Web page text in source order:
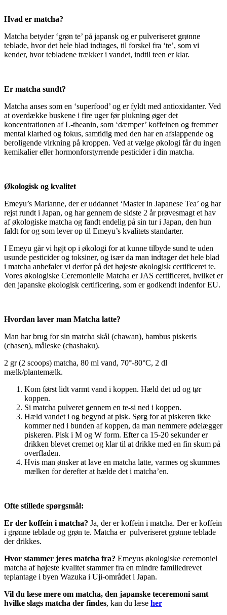
Hvad er matcha?
Matcha betyder ‘grøn te’ på japansk og er pulveriseret grønne
teblade, hvor det hele blad indtages, til forskel fra ‘te’, som vi
kender, hvor tebladene trækker i vandet, indtil teen er klar.
Er matcha sundt?
Matcha anses som en ‘superfood’ og er fyldt med antioxidanter. Ved
at overdække buskene i fire uger før plukning øger det
koncentrationen af L-theanin, som ‘dæmper’ koffeinen og fremmer
mental klarhed og fokus, samtidig med den har en afslappende og
beroligende virkning på kroppen. Ved at vælge økologi får du ingen
kemikalier eller hormonforstyrrende pesticider i din matcha.
Økologisk og kvalitet
Emeyu’s Marianne, der er uddannet ‘Master in Japanese Tea’ og har
rejst rundt i Japan, og har gennem de sidste 2 år prøvesmagt et hav
af økologiske matcha og fandt endelig på sin tur i Japan, den hun
faldt for og som lever op til Emeyu’s kvalitets standarter.
I Emeyu går vi højt op i økologi for at kunne tilbyde sund te uden
usunde pesticider og toksiner, og især da man indtager det hele blad
i matcha anbefaler vi derfor på det højeste økologisk certificeret te.
Vores økologiske Ceremonielle Matcha er JAS certificeret, hvilket er
den japanske økologisk certificering, som er godkendt indenfor EU.
Hvordan laver man Matcha latte?
Man har brug for sin matcha skål (chawan), bambus piskeris
(chasen), måleske (chashaku).
2 gr (2 scoops) matcha, 80 ml vand, 70°-80°C, 2 dl
mælk/plantemælk.
Kom først lidt varmt vand i koppen. Hæld det ud og tør
koppen.
Si matcha pulveret gennem en te-si ned i koppen.
Hæld vandet i og begynd at pisk. Sørg for at piskeren ikke
kommer ned i bunden af koppen, da man nemmere ødelægger
piskeren. Pisk i M og W form. Efter ca 15-20 sekunder er
drikken blevet cremet og klar til at drikke med en fin skum på
overfladen.
Hvis man ønsker at lave en matcha latte, varmes og skummes
mælken for derefter at hælde det i matcha’en.
Ofte stillede spørgsmål:
Er der koffein i matcha? Ja, der er koffein i matcha. Der er koffein
i grønne teblade og grøn te. Matcha er pulveriseret grønne teblade
der drikkes.
Hvor stammer jeres matcha fra? Emeyus økologiske ceremoniel
matcha af højeste kvalitet stammer fra en mindre familiedrevet
teplantage i byen Wazuka i Uji-området i Japan.
Vil du læse mere om matcha, den japanske teceremoni samt
hvilke slags matcha der findes, kan du læse her